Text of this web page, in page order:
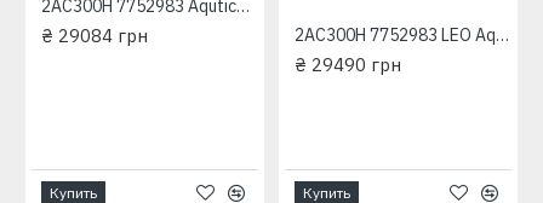
2AC300H 7752983 Aqutica трехфазный насос центробежный многоступенчатый
₴ 29084 грн
Купить
2AC300H 7752983 LEO Aquatica трехфазный насос центробежный многоступенчатый
₴ 29490 грн
Купить